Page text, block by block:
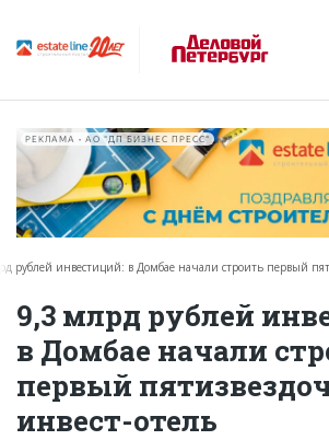
О проекте
Горячие объекты
База строящихся объектов
Инвестпроекты
РЕКЛАМА • АО "ДП БИЗНЕС ПРЕСС"
рублей инвестиций: в Домбае начали строить первый
9,3 млрд рублей
в Домбае начали
первый
инвест-отель